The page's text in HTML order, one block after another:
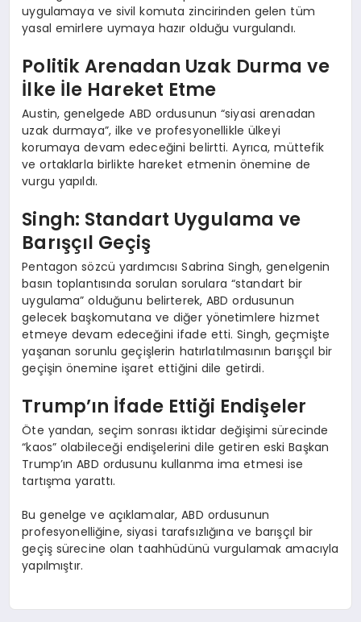
uygulamaya ve sivil komuta zincirinden gelen tüm
yasal emirlere uymaya hazır olduğu vurgulandı.
Politik Arenadan Uzak Durma ve
İlke İle Hareket Etme
Austin, genelgede ABD ordusunun “siyasi arenadan
uzak durmaya”, ilke ve profesyonellikle ülkeyi
korumaya devam edeceğini belirtti. Ayrıca, müttefik
ve ortaklarla birlikte hareket etmenin önemine de
vurgu yapıldı.
Singh: Standart Uygulama ve
Barışçıl Geçiş
Pentagon sözcü yardımcısı Sabrina Singh, genelgenin
basın toplantısında sorulan sorulara “standart bir
uygulama” olduğunu belirterek, ABD ordusunun
gelecek başkomutana ve diğer yönetimlere hizmet
etmeye devam edeceğini ifade etti. Singh, geçmişte
yaşanan sorunlu geçişlerin hatırlatılmasının barışçıl bir
geçişin önemine işaret ettiğini dile getirdi.
Trump’ın İfade Ettiği Endişeler
Öte yandan, seçim sonrası iktidar değişimi sürecinde
“kaos” olabileceği endişelerini dile getiren eski Başkan
Trump’ın ABD ordusunu kullanma ima etmesi ise
tartışma yarattı.
Bu genelge ve açıklamalar, ABD ordusunun
profesyonelliğine, siyasi tarafsızlığına ve barışçıl bir
geçiş sürecine olan taahhüdünü vurgulamak amacıyla
yapılmıştır.